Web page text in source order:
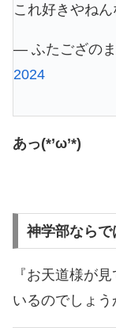
これ好きやねん
— ふたござの
2024
あっ(*’ω’*)
神学部ならで
『お天道様が
いるのでしょう